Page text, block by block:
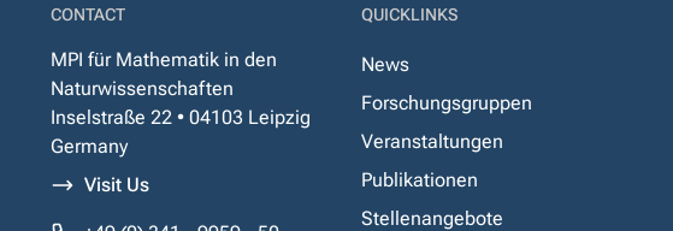
CONTACT
MPI für Mathematik in den
Naturwissenschaften
Inselstraße 22 • 04103 Leipzig
Germany
Visit Us
QUICKLINKS
News
Forschungsgruppen
Veranstaltungen
Publikationen
Stellenangebote